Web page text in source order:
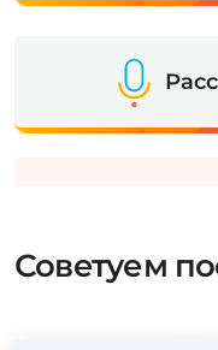
Советуем